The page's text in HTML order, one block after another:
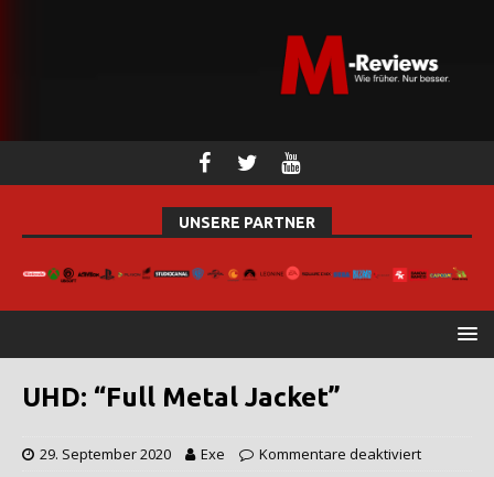
UNSERE PARTNER
UHD: “Full Metal Jacket”
29. September 2020 Exe Kommentare deaktiviert